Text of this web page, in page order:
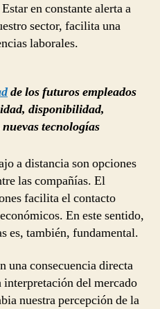
en constante alerta a
sector, facilita una
laborales.
de los futuros empleados
disponibilidad,
tecnologías
a distancia son opciones
las compañías. El
facilita el contacto
En este sentido,
es, también, fundamental.
una consecuencia directa
del mercado
nuestra percepción de la